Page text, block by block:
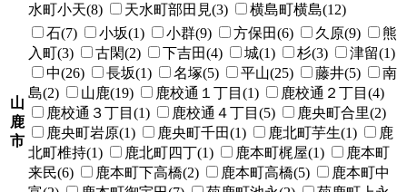
水町小天(8)
天水町部田見(3) 横島町横島(12)
山
鹿
市
石(7) 小坂(1) 小群(9) 方保田(6) 久原(9)
熊
入町(3)
古閑(2) 下吉田(4) 城(1) 杉(3)
津留(1)
中(26)
長坂(1) 名塚(5) 平山(25) 藤井(5)
南
島(2)
山鹿(19) 鹿校通１丁目(1)
鹿校通２丁目(4)
鹿校通３丁目(1)
鹿校通４丁目(5)
鹿央町合里(2)
鹿央町岩原(1)
鹿央町千田(1) 鹿北町芋生(1)
鹿
北町椎持(1)
鹿北町四丁(1) 鹿本町梶屋(1)
鹿本町
来民(6)
鹿本町下高橋(2) 鹿本町高橋(5)
鹿本町中